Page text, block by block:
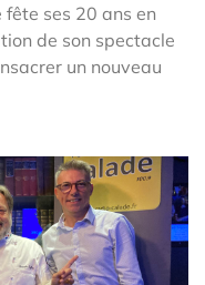
fête ses 20 ans en
de son spectacle
un nouveau